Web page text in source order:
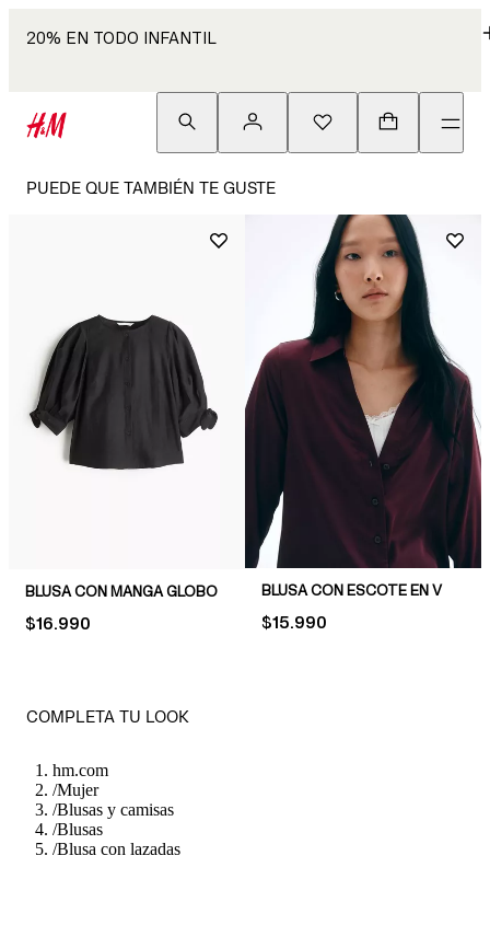
20% EN TODO INFANTIL
PUEDE QUE TAMBIÉN TE GUSTE
BLUSA CON MANGA GLOBO
PRICE:
$16.990
BLUSA CON ESCOTE EN V
PRICE:
$15.990
COMPLETA TU LOOK
hm.com
/Mujer
/Blusas y camisas
/Blusas
/Blusa con lazadas